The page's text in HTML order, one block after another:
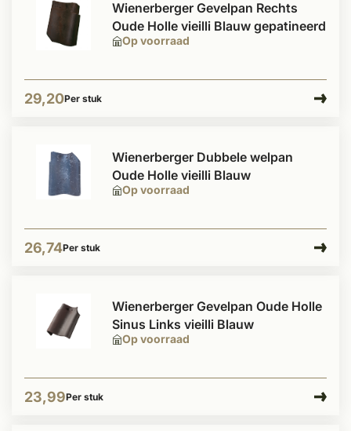
Op voorraad
Wienerberger Gevelpan Rechts
Oude Holle vieilli Blauw gepatineerd
29,20Per stuk
Op voorraad
Wienerberger Dubbele welpan
Oude Holle vieilli Blauw
26,74Per stuk
Op voorraad
Wienerberger Gevelpan Oude Holle
Sinus Links vieilli Blauw
23,99Per stuk